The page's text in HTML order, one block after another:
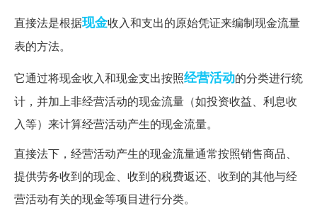
直接法是根据现金收入和支出的原始凭证来编制现金流量
表的方法。
它通过将现金收入和现金支出按照经营活动的分类进行统
计，并加上非经营活动的现金流量（如投资收益、利息收
入等）来计算经营活动产生的现金流量。
直接法下，经营活动产生的现金流量通常按照销售商品、
提供劳务收到的现金、收到的税费返还、收到的其他与经
营活动有关的现金等项目进行分类。